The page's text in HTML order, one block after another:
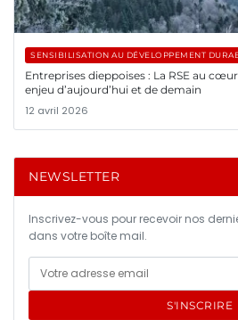
SENSIBILISATION AU DÉVELOPPEMENT
Entreprises dieppoises : La RSE au
enjeu d’aujourd’hui et de demain
12 avril 2026
NEWSLETTER
Inscrivez-vous pour recevoir nos
dans votre boîte mail.
S'INSCRIRE